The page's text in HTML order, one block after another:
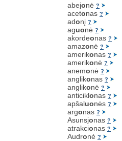
abejonė ?
acetonas ?
adonį ?
aguonė ?
akordeonas ?
amazonė ?
amerikonas ?
amerikonė ?
anemonė ?
anglikonas ?
anglikonė ?
anticiklonas ?
apšaluonės ?
argonas ?
Asunsjonas ?
atrakcionas ?
Audronė ?